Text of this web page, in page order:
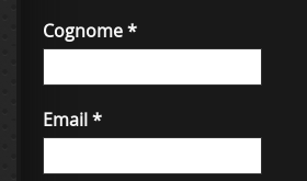
Cognome*
Email*